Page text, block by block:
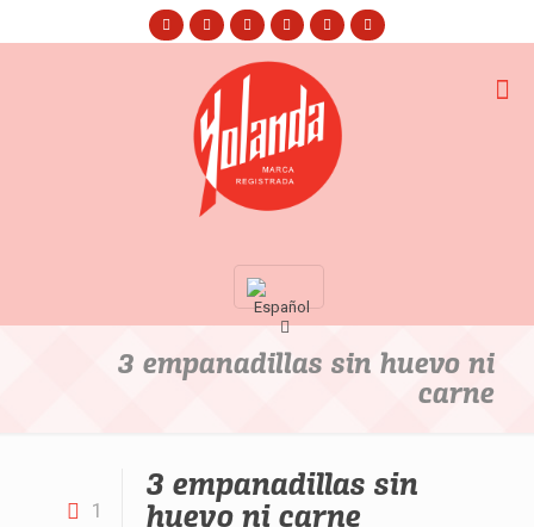
3 empanadillas sin huevo ni
carne
1
3 empanadillas sin
huevo ni carne